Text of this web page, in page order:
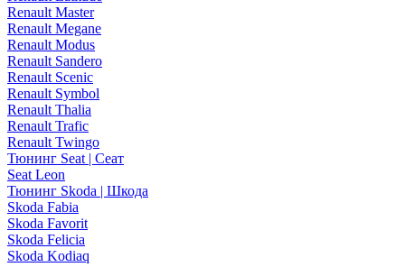
Renault Master
Renault Megane
Renault Modus
Renault Sandero
Renault Scenic
Renault Symbol
Renault Thalia
Renault Trafic
Renault Twingo
Тюнинг Seat | Сеат
Seat Leon
Тюнинг Skoda | Шкода
Skoda Fabia
Skoda Favorit
Skoda Felicia
Skoda Kodiaq